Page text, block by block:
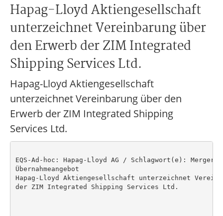
Hapag-Lloyd Aktiengesellschaft
unterzeichnet Vereinbarung über
den Erwerb der ZIM Integrated
Shipping Services Ltd.
Hapag-Lloyd Aktiengesellschaft
unterzeichnet Vereinbarung über den
Erwerb der ZIM Integrated Shipping
Services Ltd.
EQS-Ad-hoc: Hapag-Lloyd AG / Schlagwort(e):
Übernahmeangebot
Hapag-Lloyd Aktiengesellschaft unterzeichnet
der ZIM Integrated Shipping Services Ltd.